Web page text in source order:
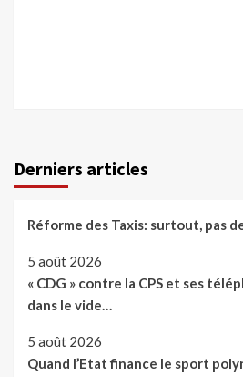
Derniers articles
Réforme des Taxis: surtout, pas
5 août 2026
« CDG » contre la CPS et ses
dans le vide…
5 août 2026
Quand l’Etat finance le sport